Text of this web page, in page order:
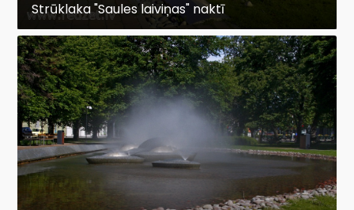
Strūklaka "Saules laiviņas" naktī